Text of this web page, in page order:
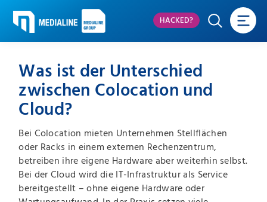
HACKED?
Was ist der Unterschied
zwischen Colocation und
Cloud?
Bei Colocation mieten Unternehmen Stellflächen
oder Racks in einem externen Rechenzentrum,
betreiben ihre eigene Hardware aber weiterhin selbst.
Bei der Cloud wird die IT-Infrastruktur als Service
bereitgestellt – ohne eigene Hardware oder